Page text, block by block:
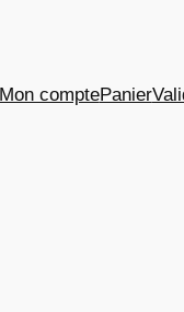
Mon comptePanier